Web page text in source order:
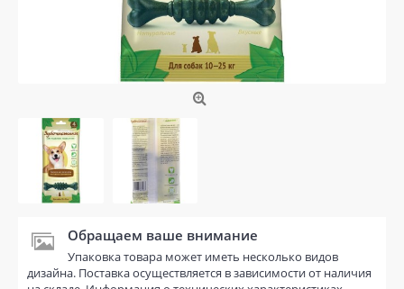
Обращаем ваше внимание
Упаковка товара может иметь несколько видов
дизайна. Поставка осуществляется в зависимости от наличия